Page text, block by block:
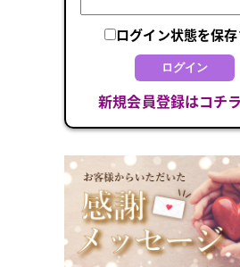
ログイン状態を保
ログイン
新規会員登録はコチ